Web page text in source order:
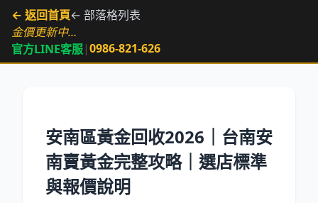
← 返回首頁← 部落格列表
金價更新中…
官方LINE客服|0986-821-626
安南區黃金回收2026｜台南安
南賣黃金完整攻略｜選店標準
與報價說明